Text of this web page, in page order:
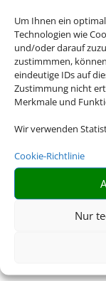
Um Ihnen ein
Technologien wie
und/oder darauf
zustimmmen,
eindeutige IDs auf
Zustimmung nicht
Merkmale und
Wir verwenden
Cookie-Richtlinie
Nur